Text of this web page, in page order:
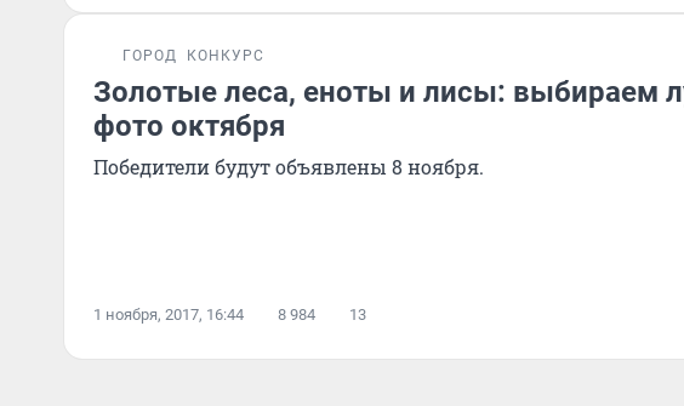
ГОРОД КОНКУРС
Золотые леса, еноты и лисы: выбираем
фото октября
Победители будут объявлены 8 ноября.
1 ноября, 2017, 16:44 8 984 13